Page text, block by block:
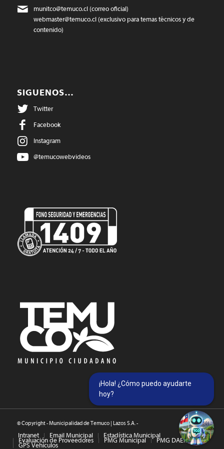
munitco@temuco.cl(correo oficial)
webmaster@temuco.cl(exclusivo para temas técnicos y de
contenido)
SIGUENOS…
Twitter
Facebook
Instagram
@temucowebvideos
© Copyright - Municipalidad de Temuco | Lazos S.A. -
Intranet Email Municipal Estadística Municipal
Evaluación de Proveedores PMG Municipal PMG DAEM
GPS Vehículos
¡Hola! ¿Cómo puedo ayudarte
hoy?